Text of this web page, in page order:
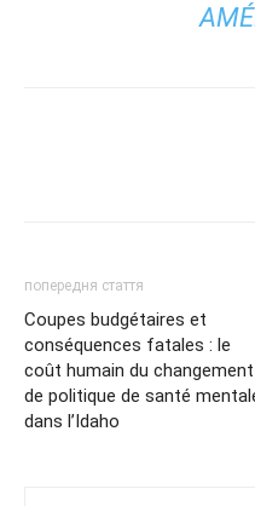
попередня стаття
Coupes budgétaires et
conséquences fatales : le
coût humain du changement
de politique de santé
dans l’Idaho